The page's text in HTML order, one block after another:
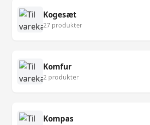
Kogesæt
27 produkter
Komfur
2 produkter
Kompas